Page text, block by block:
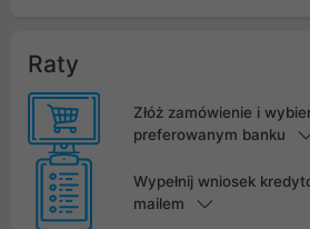
Raty
Złóż zamówienie i
preferowanym banku
Wypełnij wniosek
mailem